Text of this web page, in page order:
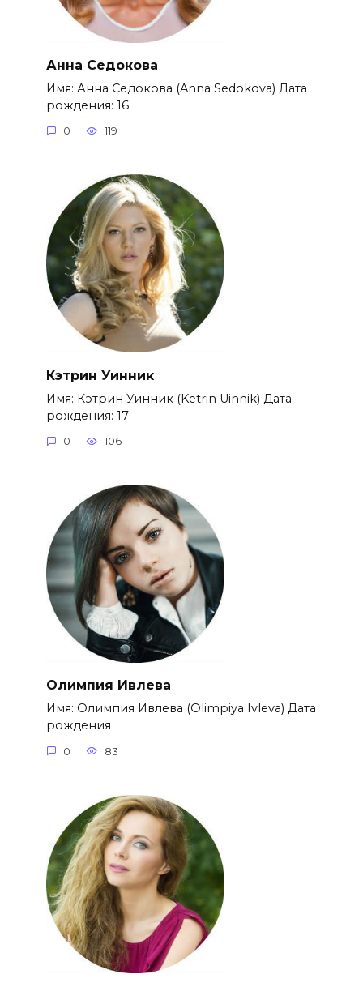
Анна Седокова
Имя: Анна Седокова (Anna Sedokova) Дата
рождения: 16
0 119
Кэтрин Уинник
Имя: Кэтрин Уинник (Ketrin Uinnik) Дата
рождения: 17
0 106
Олимпия Ивлева
Имя: Олимпия Ивлева (Olimpiya Ivleva) Дата
рождения
0 83